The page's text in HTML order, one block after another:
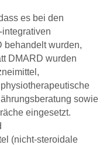
es bei den
behandelt wurden,
DMARD wurden
sowie
eingesetzt.
(nicht-steroidale